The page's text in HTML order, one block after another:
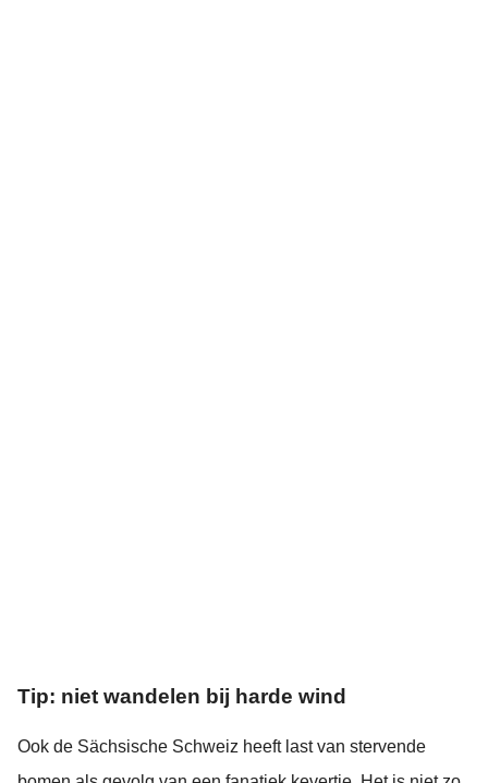
Tip: niet wandelen bij harde wind
Ook de Sächsische Schweiz heeft last van stervende